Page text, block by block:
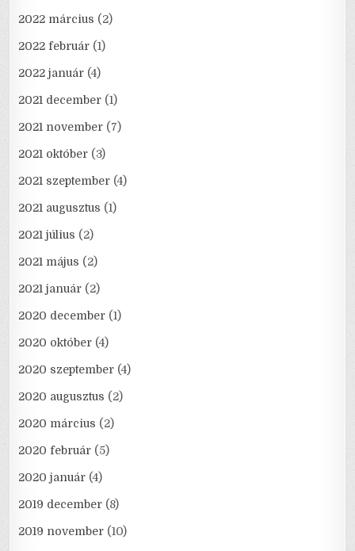
2022 március (2)
2022 február (1)
2022 január (4)
2021 december (1)
2021 november (7)
2021 október (3)
2021 szeptember (4)
2021 augusztus (1)
2021 július (2)
2021 május (2)
2021 január (2)
2020 december (1)
2020 október (4)
2020 szeptember (4)
2020 augusztus (2)
2020 március (2)
2020 február (5)
2020 január (4)
2019 december (8)
2019 november (10)